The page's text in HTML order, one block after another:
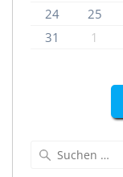
24
25
31
1